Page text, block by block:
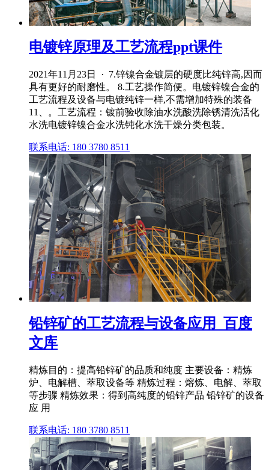
电镀锌原理及工艺流程ppt课件
2021年11月23日 · 7.锌镍合金镀层的硬度比纯锌高,因而
具有更好的耐磨性。 8.工艺操作简便。电镀锌镍合金的
工艺流程及设备与电镀纯锌一样,不需增加特殊的装备
11、。工艺流程：镀前验收除油水洗酸洗除锈清洗活化
水洗电镀锌镍合金水洗钝化水洗干燥分类包装。
联系电话: 180 3780 8511
铅锌矿的工艺流程与设备应用_百度
文库
精炼目的：提高铅锌矿的品质和纯度 主要设备：精炼
炉、电解槽、萃取设备等 精炼过程：熔炼、电解、萃取
等步骤 精炼效果：得到高纯度的铅锌产品 铅锌矿的设备
应 用
联系电话: 180 3780 8511